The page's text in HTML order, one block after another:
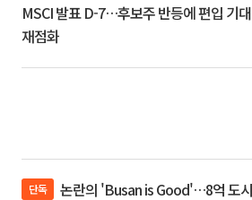
MSCI 발표 D-7…후보주 반등에 편입 기대
재점화
단독